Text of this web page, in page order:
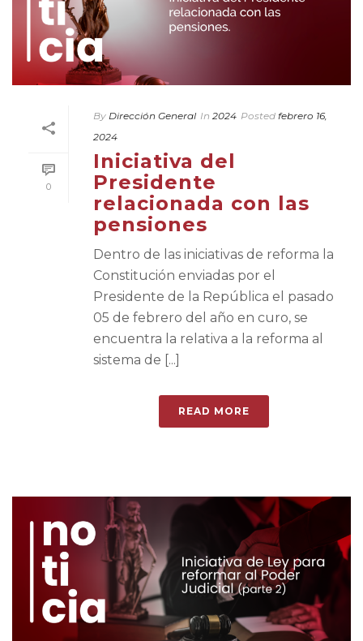
0
By Dirección General In 2024 Posted febrero 16,
2024
Iniciativa del
Presidente
relacionada con las
pensiones
Dentro de las iniciativas de reforma la
Constitución enviadas por el
Presidente de la República el pasado
05 de febrero del año en curo, se
encuentra la relativa a la reforma al
sistema de [...]
READ MORE